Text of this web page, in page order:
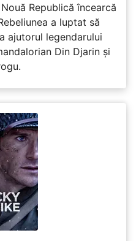
Republică încearcă
a luptat să
ajutorul legendarului
Din Djarin și